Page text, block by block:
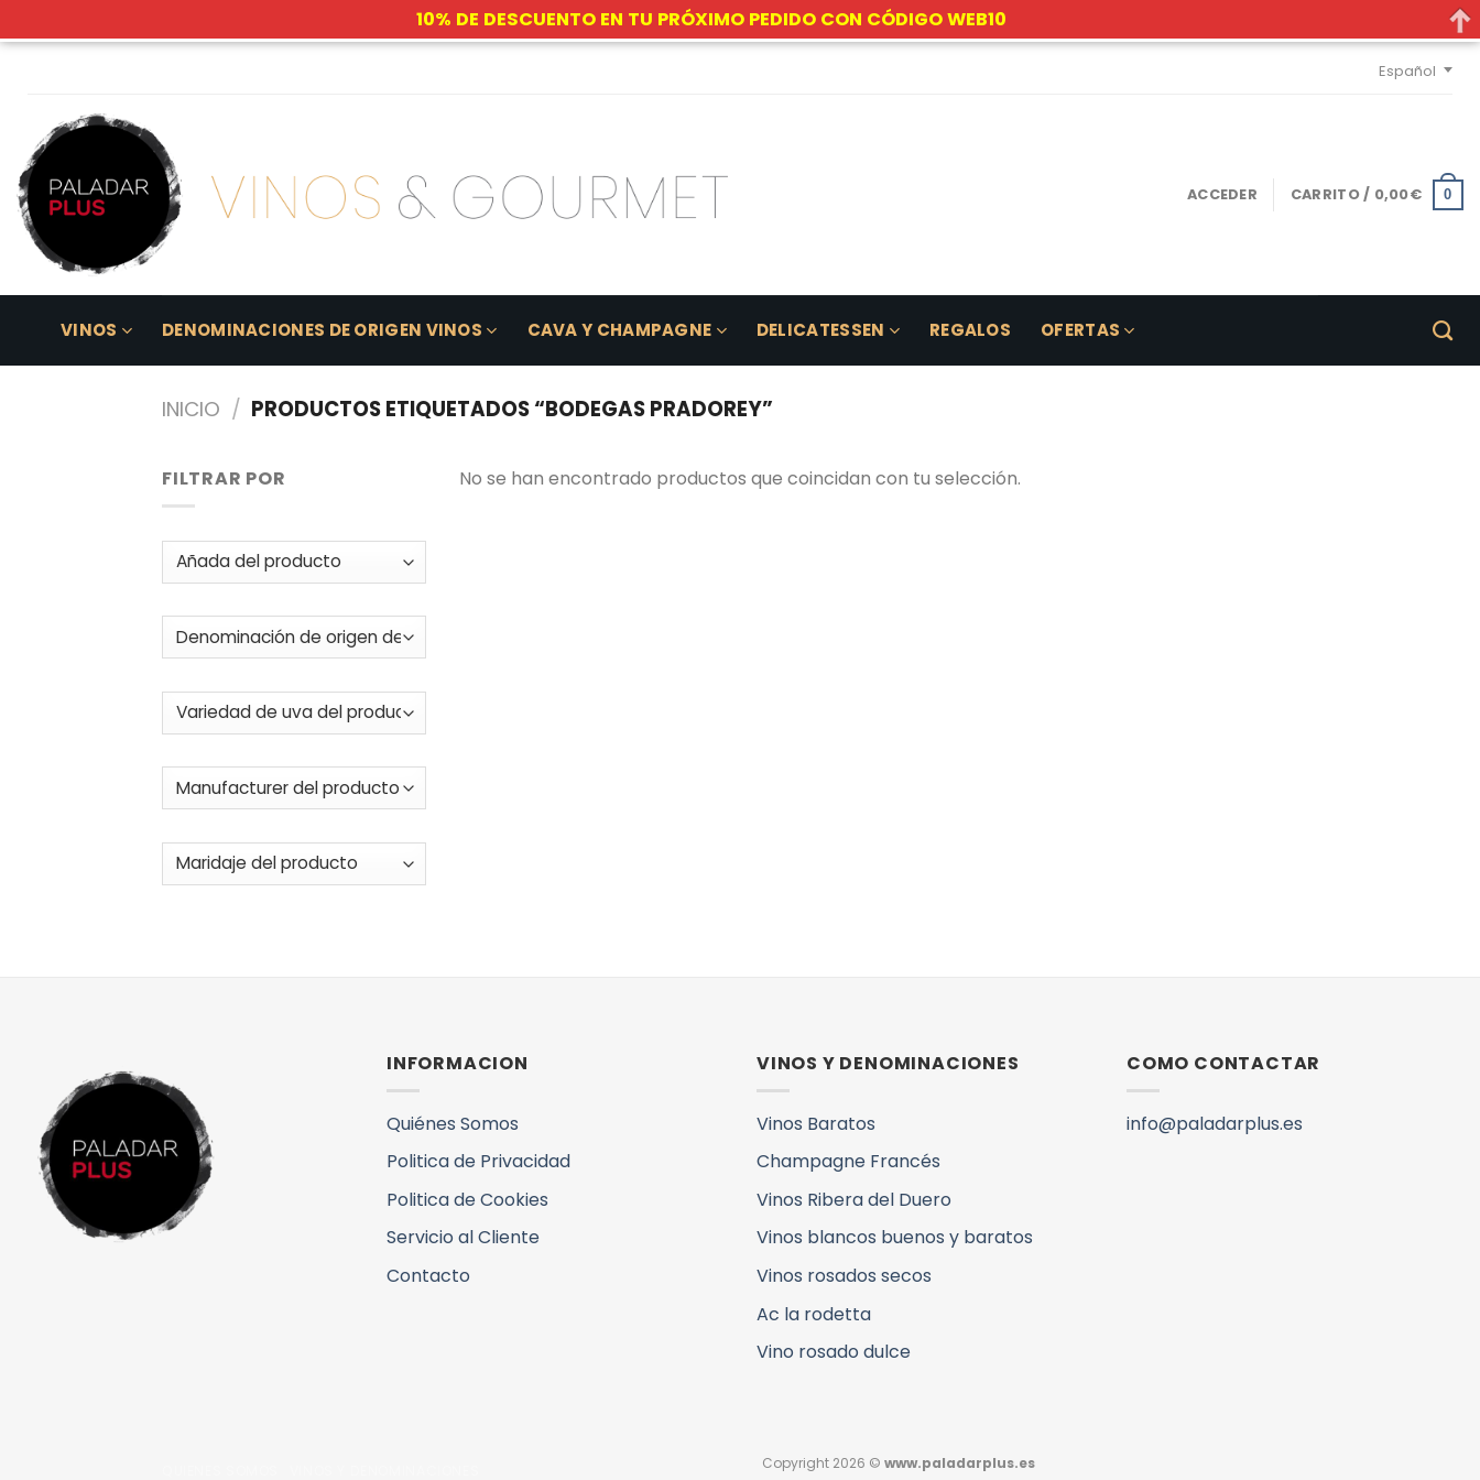
Skip
Español
ACCEDER CARRITO / 0,00€ 0
VINOS DENOMINACIONES DE ORIGEN VINOS CAVA Y CHAMPAGNE DELICATESSEN REGALOS OFERTAS
INICIO / PRODUCTOS ETIQUETADOS “BODEGAS PRADOREY”
FILTRAR POR No se han encontrado productos que coincidan con tu selección.
INFORMACION
Quiénes Somos
Politica de Privacidad
Politica de Cookies
Servicio al Cliente
Contacto
VINOS Y DENOMINACIONES
Vinos Baratos
Champagne Francés
Vinos Ribera del Duero
Vinos blancos buenos y baratos
Vinos rosados secos
Ac la rodetta
Vino rosado dulce
COMO CONTACTAR
info@paladarplus.es
Copyright 2026 ©www.paladarplus.es
10% DE DESCUENTO EN TU PRÓXIMO PEDIDO CON CÓDIGO WEB10